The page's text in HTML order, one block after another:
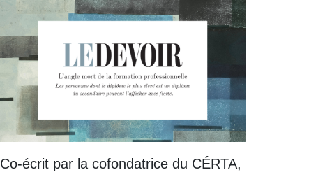
Co-écrit par la cofondatrice du CÉRTA,